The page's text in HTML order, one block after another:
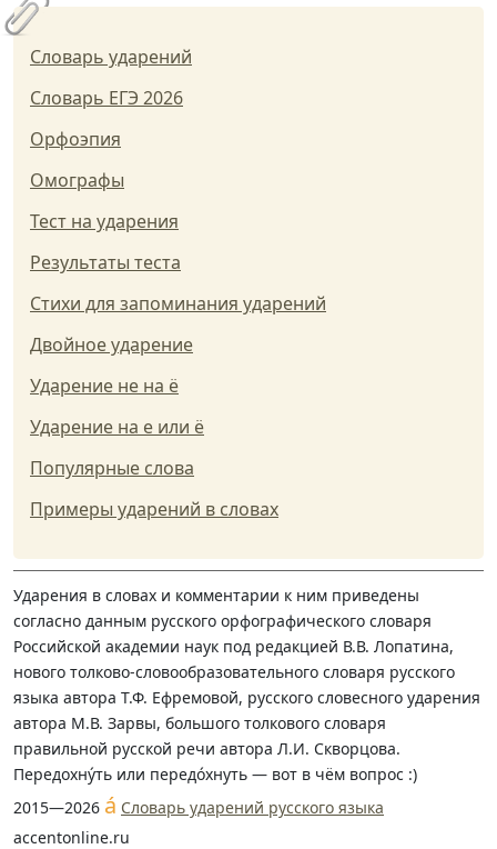
Словарь ударений
Словарь ЕГЭ 2026
Орфоэпия
Омографы
Тест на ударения
Результаты теста
Стихи для запоминания ударений
Двойное ударение
Ударение не на ё
Ударение на е или ё
Популярные слова
Примеры ударений в словах
Ударения в словах и комментарии к ним приведены
согласно данным русского орфографического словаря
Российской академии наук под редакцией В.В. Лопатина,
нового толково-словообразовательного словаря русского
языка автора Т.Ф. Ефремовой, русского словесного ударения
автора М.В. Зарвы, большого толкового словаря
правильной русской речи автора Л.И. Скворцова.
Передохну́ть или передо́хнуть — вот в чём вопрос :)
2015—2026 á Словарь ударений русского языка
accentonline.ru